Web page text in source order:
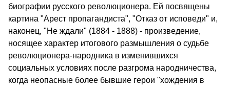
биографии русского революционера. Ей посвящены
картина "Арест пропагандиста", "Отказ от исповеди" и,
наконец, "Не ждали" (1884 - 1888) - произведение,
носящее характер итогового размышления о судьбе
революционера-народника в изменившихся
социальных условиях после разгрома народничества,
когда неопасные более бывшие герои "хождения в